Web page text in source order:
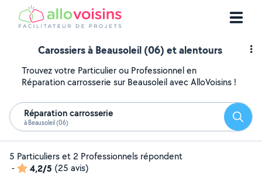
Carossiers à Beausoleil (06) et alentours
Trouvez votre Particulier ou Professionnel en
Réparation carrosserie sur Beausoleil avec AlloVoisins !
Réparation carrosserie
à Beausoleil (06)
5 Particuliers et 2 Professionnels répondent
-
4,2/5 (25 avis)